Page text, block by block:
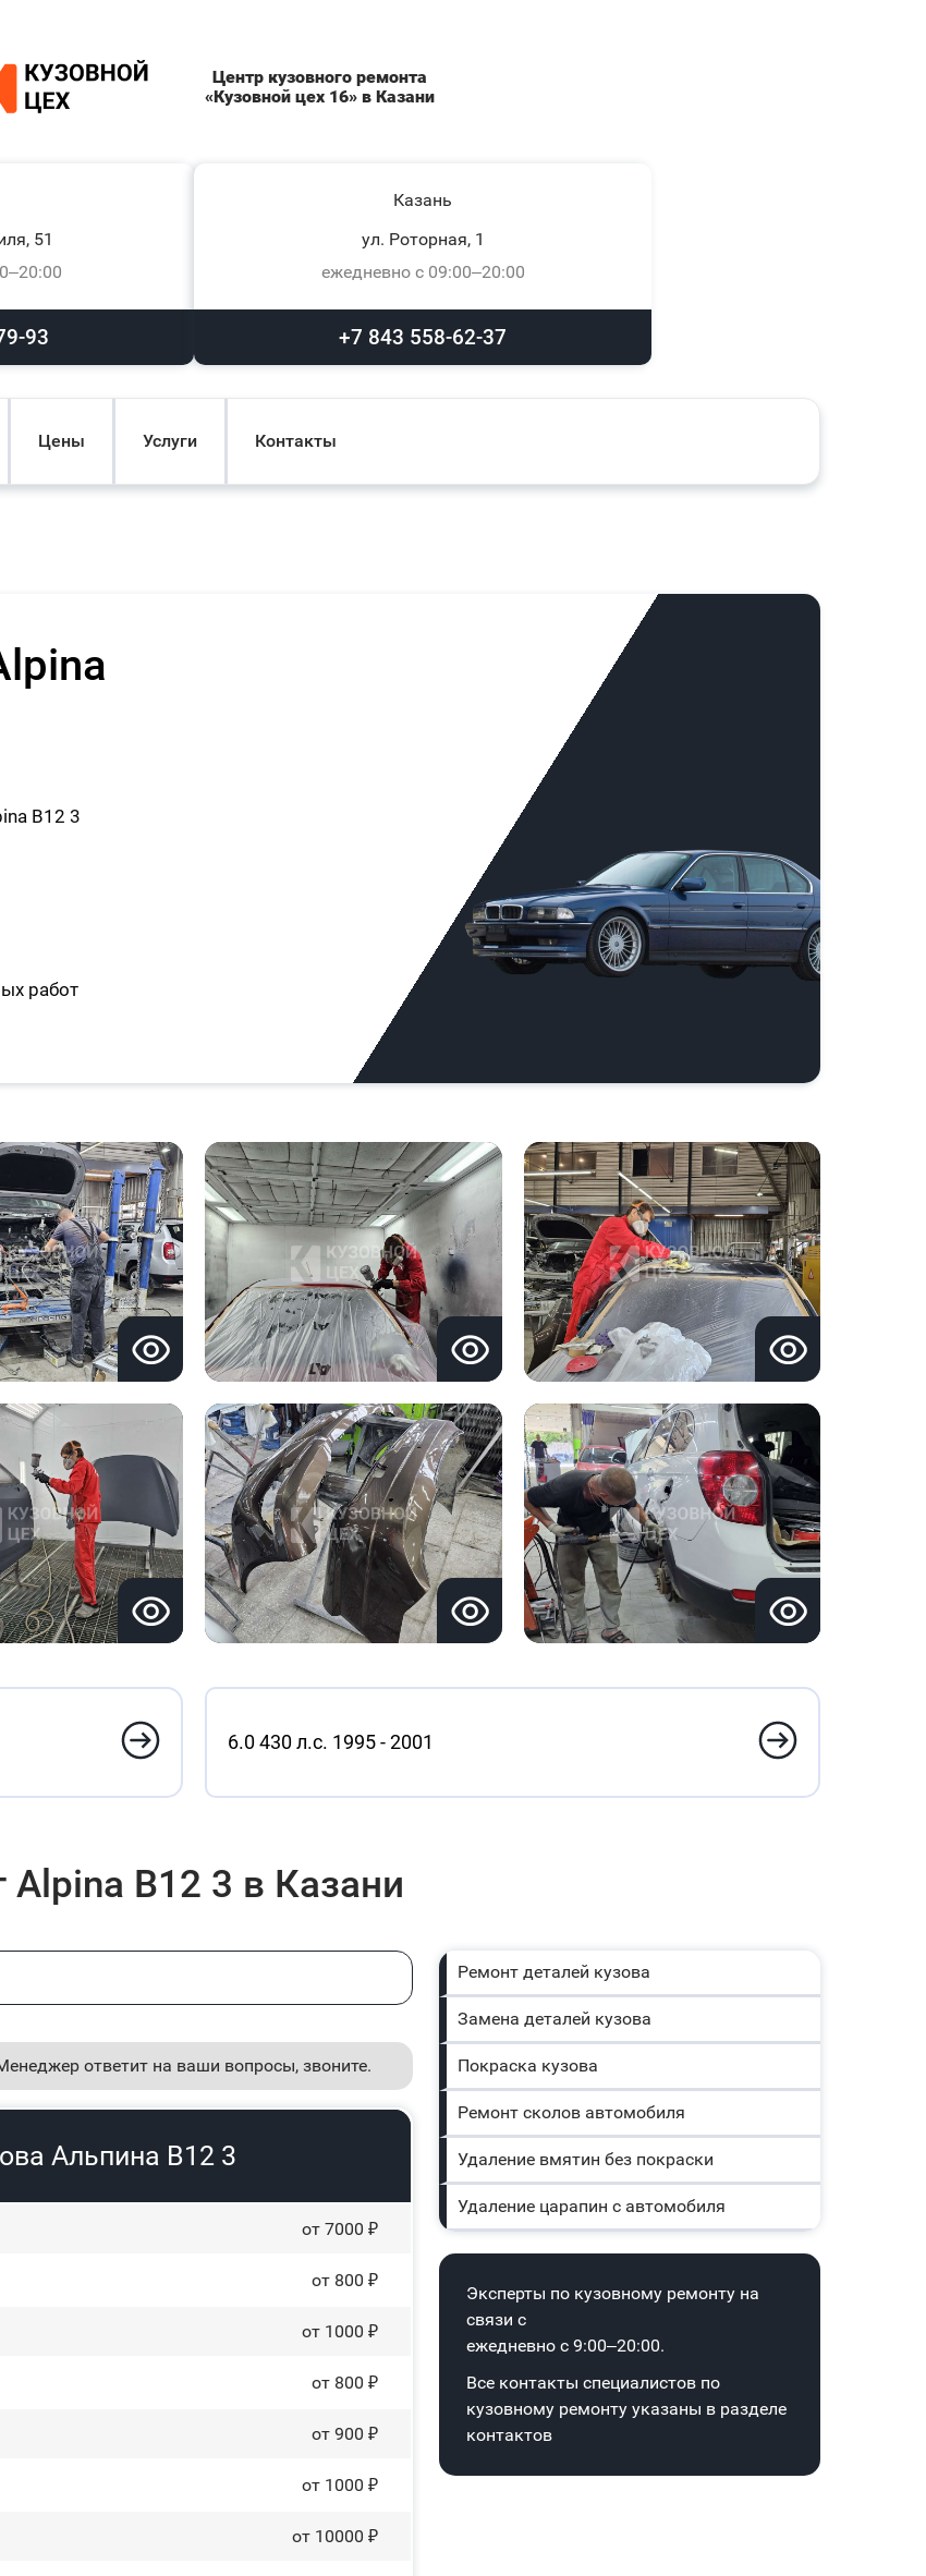
Центр кузовного ремонта
«Кузовной цех 16» в Казани
51
93
Казань
ул. Роторная, 1
ежедневно с 09:00–20:00
+7 843 558-62-37
Цены Услуги Контакты
B12 3
работ
6.0 430 л.с. 1995 - 2001
B12 3 в Казани
ответит на ваши вопросы, звоните.
Альпина В12 3
от 7000 ₽
от 800 ₽
от 1000 ₽
от 800 ₽
от 900 ₽
от 1000 ₽
от 10000 ₽
Ремонт деталей кузова
Замена деталей кузова
Покраска кузова
Ремонт сколов автомобиля
Удаление вмятин без покраски
Удаление царапин с автомобиля
Эксперты по кузовному ремонту на
связи с
ежедневно с 9:00–20:00.
Все контакты специалистов по
кузовному ремонту указаны в разделе
контактов